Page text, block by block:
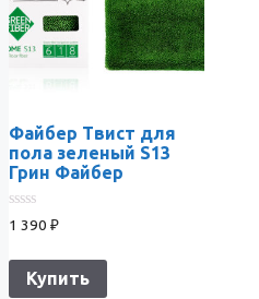
Файбер Твист для
пола зеленый S13
Грин Файбер
0
из
1 390 ₽
Купить